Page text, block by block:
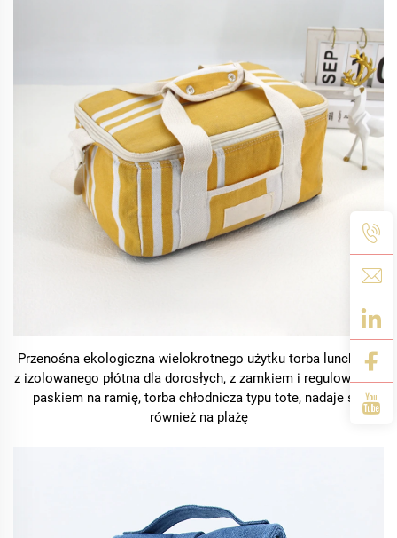
Przenośna ekologiczna wielokrotnego użytku torba lunchowa
z izolowanego płótna dla dorosłych, z zamkiem i regulowanym
paskiem na ramię, torba chłodnicza typu tote, nadaje się
również na plażę